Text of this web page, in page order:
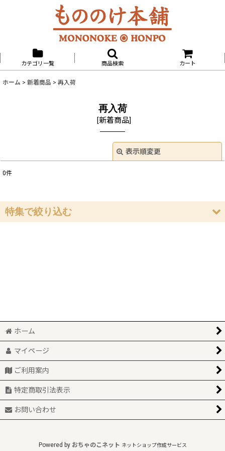
カテゴリ一覧 商品検索 カート
ホーム > 新着商品 > 再入荷
再入荷
[新着商品]
表示順変更
並び順:
0件
特集で絞り込む
新商品
再入荷
ホーム
マイページ
ご利用案内
特定商取引法表示
お問い合わせ
Powered by おちゃのこネット ネットショップ作成サービス